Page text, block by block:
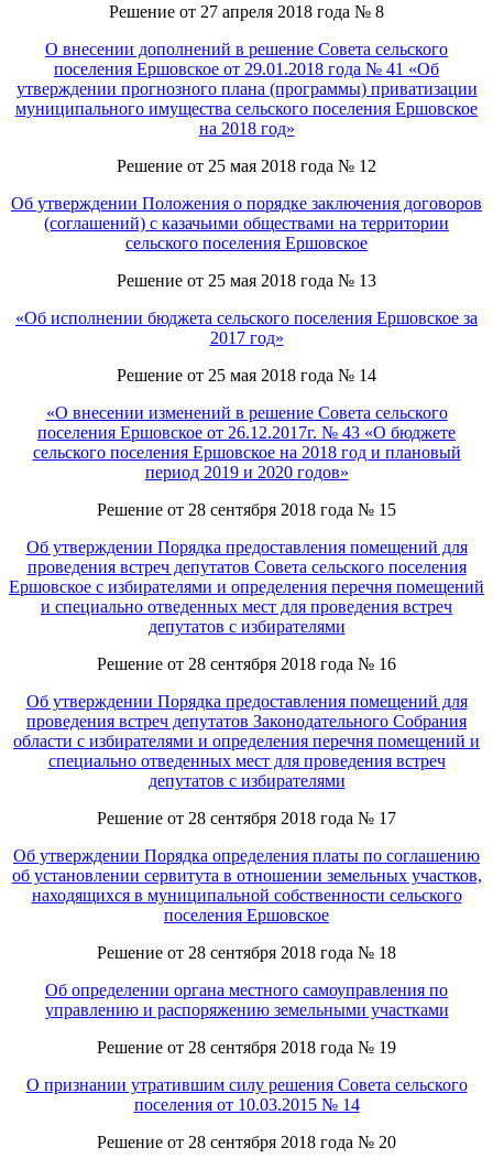
Решение от 27 апреля 2018 года № 8
О внесении дополнений в решение Совета сельского
поселения Ершовское от 29.01.2018 года № 41 «Об
утверждении прогнозного плана (программы) приватизации
муниципального имущества сельского поселения Ершовское
на 2018 год»
Решение от 25 мая 2018 года № 12
Об утверждении Положения о порядке заключения договоров
(соглашений) с казачьими обществами на территории
сельского поселения Ершовское
Решение от 25 мая 2018 года № 13
«Об исполнении бюджета сельского поселения Ершовское за
2017 год»
Решение от 25 мая 2018 года № 14
«О внесении изменений в решение Совета сельского
поселения Ершовское от 26.12.2017г. № 43 «О бюджете
сельского поселения Ершовское на 2018 год и плановый
период 2019 и 2020 годов»
Решение от 28 сентября 2018 года № 15
Об утверждении Порядка предоставления помещений для
проведения встреч депутатов Совета сельского поселения
Ершовское с избирателями и определения перечня помещений
и специально отведенных мест для проведения встреч
депутатов с избирателями
Решение от 28 сентября 2018 года № 16
Об утверждении Порядка предоставления помещений для
проведения встреч депутатов Законодательного Собрания
области с избирателями и определения перечня помещений и
специально отведенных мест для проведения встреч
депутатов с избирателями
Решение от 28 сентября 2018 года № 17
Об утверждении Порядка определения платы по соглашению
об установлении сервитута в отношении земельных участков,
находящихся в муниципальной собственности сельского
поселения Ершовское
Решение от 28 сентября 2018 года № 18
Об определении органа местного самоуправления по
управлению и распоряжению земельными участками
Решение от 28 сентября 2018 года № 19
О признании утратившим силу решения Совета сельского
поселения от 10.03.2015 № 14
Решение от 28 сентября 2018 года № 20